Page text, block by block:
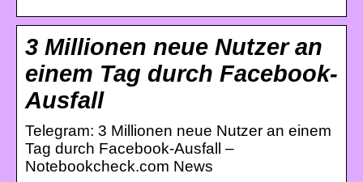
3 Millionen neue Nutzer an
einem Tag durch Facebook-
Ausfall
Telegram: 3 Millionen neue Nutzer an einem
Tag durch Facebook-Ausfall –
Notebookcheck.com News